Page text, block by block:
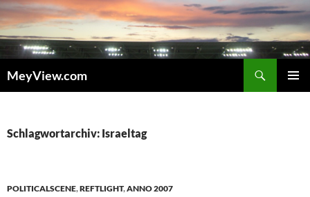
Zum
Inhalt
springen
MeyView.com
Schlagwortarchiv: Israeltag
POLITICALSCENE,REFTLIGHT,ANNO 2007